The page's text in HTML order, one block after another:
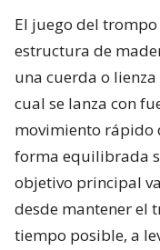
El juego del
estructura de
una cuerda o
cual se lanza con
movimiento rápido
forma equilibrada
objetivo principal
desde mantener el
tiempo posible, a